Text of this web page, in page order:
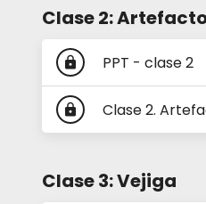
Clase 2:
lock PPT - clase 2
lock Clase 2.
Clase 3: Vejiga